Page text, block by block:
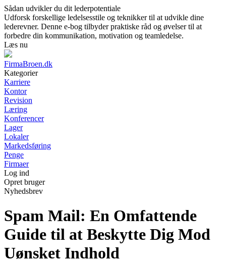
Sådan udvikler du dit lederpotentiale
Udforsk forskellige ledelsesstile og teknikker til at udvikle dine
lederevner. Denne e-bog tilbyder praktiske råd og øvelser til at
forbedre din kommunikation, motivation og teamledelse.
Læs nu
FirmaBroen.dk
Kategorier
Karriere
Kontor
Revision
Læring
Konferencer
Lager
Lokaler
Markedsføring
Penge
Firmaer
Log ind
Opret bruger
Nyhedsbrev
Spam Mail: En Omfattende
Guide til at Beskytte Dig Mod
Uønsket Indhold